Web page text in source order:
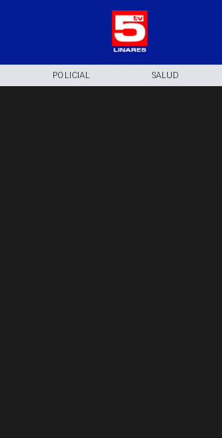
POLICIAL SALUD